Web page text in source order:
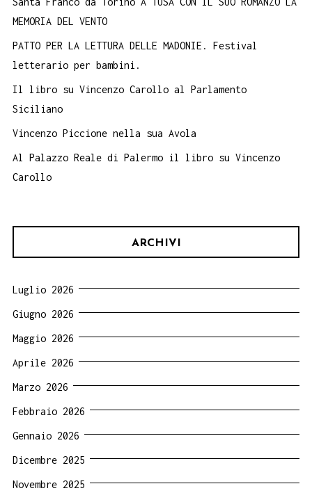
MEMORIA DEL VENTO
PATTO PER LA LETTURA DELLE MADONIE. Festival
letterario per bambini.
Il libro su Vincenzo Carollo al Parlamento
Siciliano
Vincenzo Piccione nella sua Avola
Al Palazzo Reale di Palermo il libro su Vincenzo
Carollo
ARCHIVI
Luglio 2026
Giugno 2026
Maggio 2026
Aprile 2026
Marzo 2026
Febbraio 2026
Gennaio 2026
Dicembre 2025
Novembre 2025